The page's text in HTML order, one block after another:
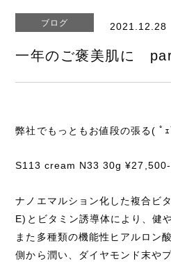
ブログ 2021.12.28
一年のご褒美肌に
弊社でもっともお値段の張る( ﾟ
S113 cream N33 30g
ナノエマルション化した複合ビ
E)とビタミン誘導体により、健
また多種類の機能性ヒアルロン
側から潤い、ダイヤモンド末や